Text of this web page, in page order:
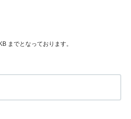
までとなっております。